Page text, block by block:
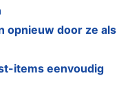
opnieuw door ze als
items eenvoudig